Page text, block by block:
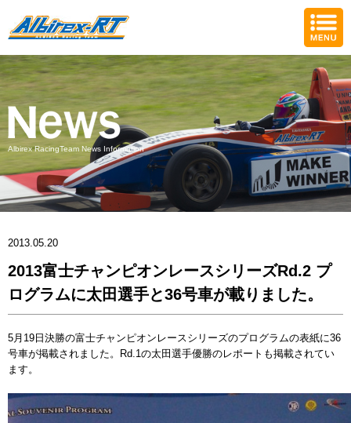
Albirex RacingTeam News Information
2013.05.20
2013富士チャンピオンレースシリーズRd.2 プ
ログラムに太田選手と36号車が載りました。
5月19日決勝の富士チャンピオンレースシリーズのプログラムの表紙に36
号車が掲載されました。Rd.1の太田選手優勝のレポートも掲載されてい
ます。